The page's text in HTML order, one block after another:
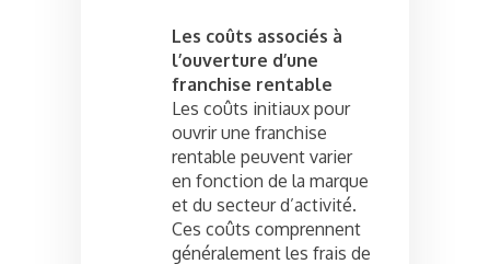
Les coûts associés à
l’ouverture d’une
franchise rentable
Les coûts initiaux pour
ouvrir une franchise
rentable peuvent varier
en fonction de la marque
et du secteur d’activité.
Ces coûts comprennent
généralement les frais de